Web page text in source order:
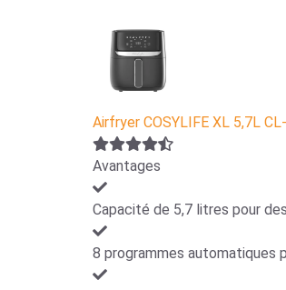
Airfryer COSYLIFE XL 5,7L
Avantages
Capacité de 5,7 litres pour
8 programmes automatiques